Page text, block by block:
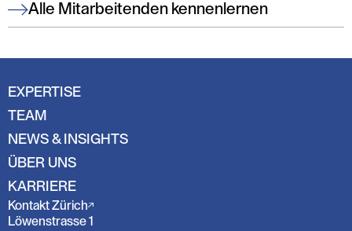
Alle Mitarbeitenden kennenlernen
EXPERTISE
TEAM
NEWS & INSIGHTS
ÜBER UNS
KARRIERE
Kontakt Zürich
Löwenstrasse 1